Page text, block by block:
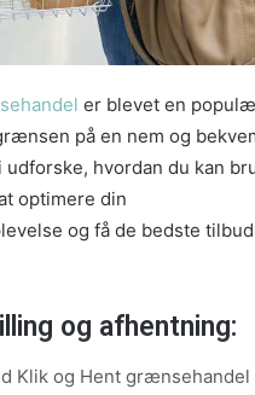
er blevet en
på en nem og
hvordan du kan
optimere din
og få de bedste
og afhentning:
Klik og Hent grænsehandel